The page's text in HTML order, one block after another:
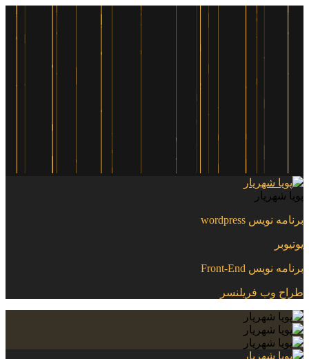
پویا شهریار
برنامه نویس wordpress
یوتیوبر
برنامه نویس Front-End
طراح وب فریلنسر